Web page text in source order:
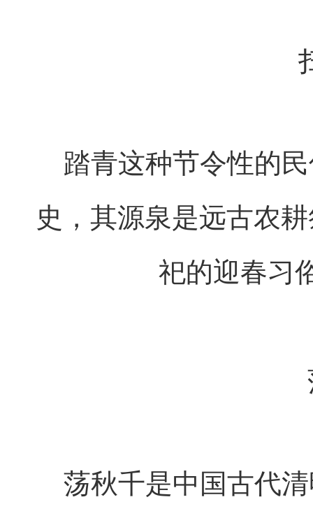
踏青这种节令性的
史，其源泉是远古农
祀的迎春习
荡秋千是中国古代